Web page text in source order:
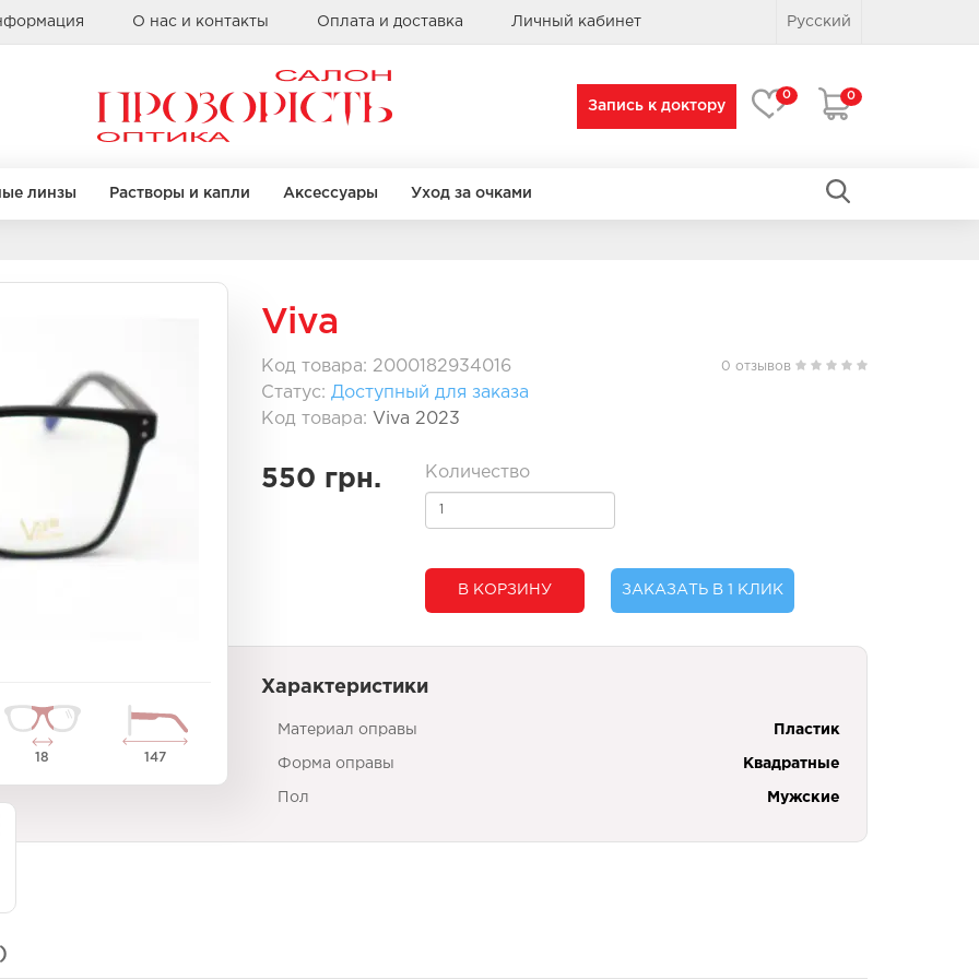
О нас и контакты Оплата и доставка Личный кабинет Русский
Запись к доктору
0 0
Бренды
Casta
Ray Ban
Бренды
Casta
Ray Ban
линзы
Бренды
Coopervision
Sauflon
Растворы и капли Аксессуары Уход за очками
18 147
Viva
Код товара: 2000182934016
Статус: Доступный для заказа
Код товара: Viva 2023
0 отзывов
550 грн. Количество
В КОРЗИНУ ЗАКАЗАТЬ В 1 КЛИК
Характеристики
Материал оправы Пластик
Форма оправы Квадратные
Пол Мужские